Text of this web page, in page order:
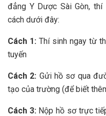
đẳng Y Dược Sài Gòn,
cách dưới đây:
Cách 1:Thí sinh ngay từ
tuyến
Cách 2: Gửi hồ sơ qua
tạo của trường (để biết
Cách 3: Nộp hồ sơ trực